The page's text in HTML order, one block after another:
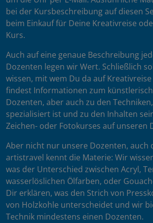
bei der Kursbeschreibung auf diesen
beim Einkauf für Deine Kreativreise
Kurs.
Auch auf eine genaue Beschreibung
Dozenten legen wir Wert. Schließlich
wissen, mit wem Du da auf
findest Informationen zum
Dozenten, aber auch zu den
spezialisiert ist und zu den Inhalten
Zeichen- oder Fotokurses auf unseren
Aber nicht nur unsere Dozenten, auch
artistravel kennt die Materie: Wir
was der Unterschied zwischen Acryl,
wasserlöslichen Ölfarben, oder
Dir erklären, was den Strich von
von Holzkohle unterscheidet und wir
Technik mindestens einen Dozenten.